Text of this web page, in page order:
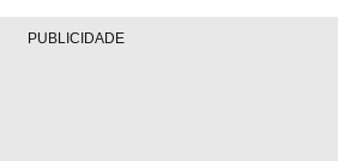
PUBLICIDADE